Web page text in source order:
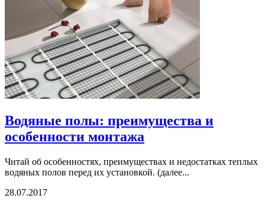
Водяные полы: преимущества и
особенности монтажа
Читай об особенностях, преимуществах и недостатках теплых
водяных полов перед их установкой. (далее...
28.07.2017